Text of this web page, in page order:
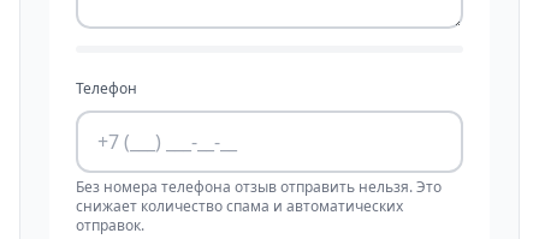
Телефон
Без номера телефона отзыв отправить нельзя. Это
снижает количество спама и автоматических
отправок.